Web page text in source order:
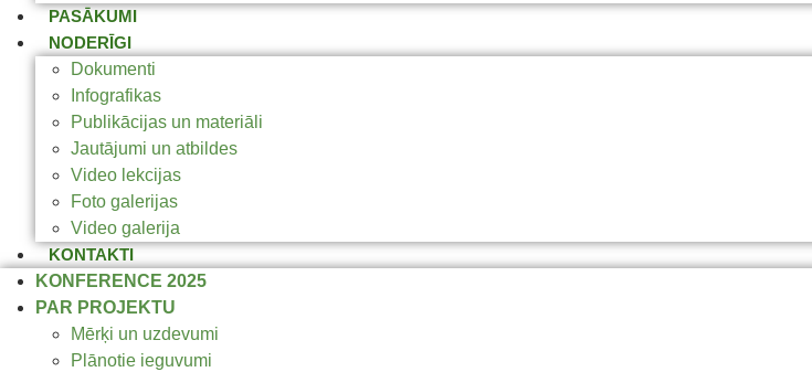
PASĀKUMI
NODERĪGI
Dokumenti
Infografikas
Publikācijas un materiāli
Jautājumi un atbildes
Video lekcijas
Foto galerijas
Video galerija
KONTAKTI
KONFERENCE 2025
PAR PROJEKTU
Mērķi un uzdevumi
Plānotie ieguvumi